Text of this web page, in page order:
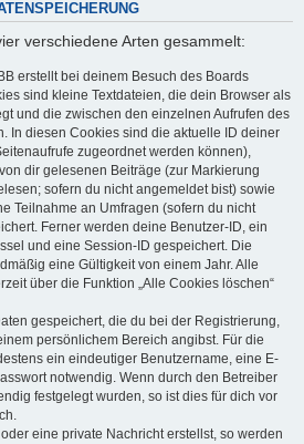
verschiedene Arten gesammelt:
erstellt bei deinem Besuch des Boards
sind kleine Textdateien, die dein Browser als
und die zwischen den einzelnen Aufrufen des
In diesen Cookies sind die aktuelle ID deiner
zugeordnet werden können),
dir gelesenen Beiträge (zur Markierung
sofern du nicht angemeldet bist) sowie
Teilnahme an Umfragen (sofern du nicht
Ferner werden deine Benutzer-ID, ein
und eine Session-ID gespeichert. Die
eine Gültigkeit von einem Jahr. Alle
über die Funktion „Alle Cookies löschen“
gespeichert, die du bei der Registrierung,
persönlichem Bereich angibst. Für die
ein eindeutiger Benutzername, eine E-
notwendig. Wenn durch den Betreiber
festgelegt wurden, so ist dies für dich vor
eine private Nachricht erstellst, so werden